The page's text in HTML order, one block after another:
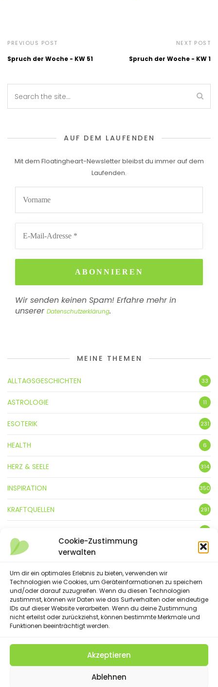
Cookie-Zustimmung
verwalten
Um dir ein optimales Erlebnis zu bieten, verwenden wir
Technologien wie Cookies, um Geräteinformationen zu speichern
und/oder darauf zuzugreifen. Wenn du diesen Technologien
zustimmst, können wir Daten wie das Surfverhalten oder eindeutige
IDs auf dieser Website verarbeiten. Wenn du deine Zustimmung
nicht erteilst oder zurückziehst, können bestimmte Merkmale und
Funktionen beeinträchtigt werden.
Akzeptieren
Ablehnen
PREVIOUS POST
Spruch der Woche - KW 51
NEXT POST
Spruch der Woche - KW 1
AUF DEM LAUFENDEN
Mit dem Floatingheart-Newsletter bleibst du immer auf dem
Laufenden.
Wir senden keinen Spam! Erfahre mehr in
unserer Datenschutzerklärung.
MEINE THEMEN
ALLTAGSGESCHICHTEN 33
ASTROLOGIE 11
ESOTERIK 231
HEALTH 6
HERZ & SEELE 314
INSPIRATION 350
KRAFTQUELLEN 291
LEBENSFREUDE 359
LIFESTYLE
NATUR
SPRÜCHE & GEDICHTE
(C) 2023 - Floatingheart. All Rights Reserved.